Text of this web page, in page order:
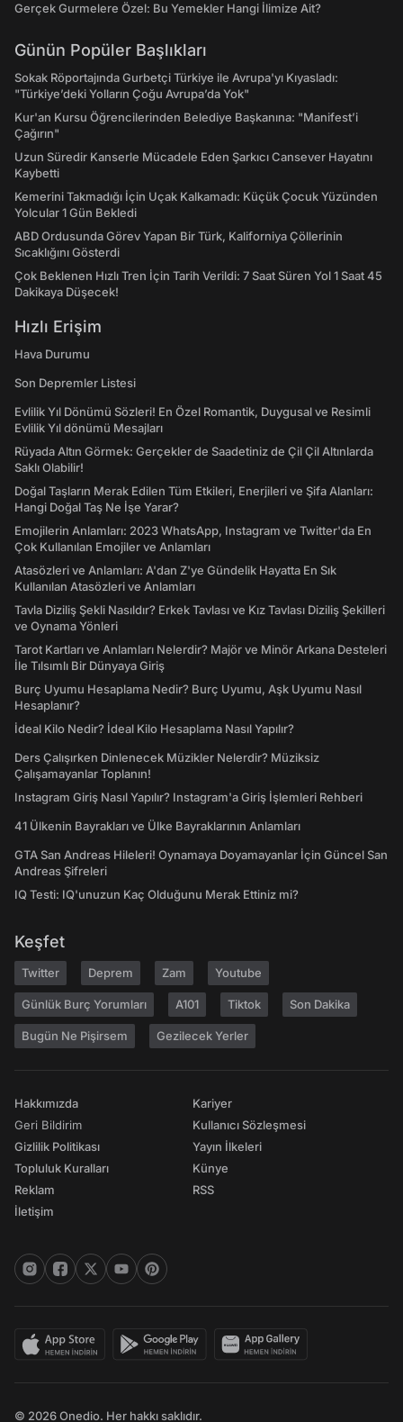
Gerçek Gurmelere Özel: Bu Yemekler Hangi İlimize Ait?
Günün Popüler Başlıkları
Sokak Röportajında Gurbetçi Türkiye ile Avrupa'yı Kıyasladı:
"Türkiye’deki Yolların Çoğu Avrupa’da Yok"
Kur'an Kursu Öğrencilerinden Belediye Başkanına: "Manifest’i
Çağırın"
Uzun Süredir Kanserle Mücadele Eden Şarkıcı Cansever Hayatını
Kaybetti
Kemerini Takmadığı İçin Uçak Kalkamadı: Küçük Çocuk Yüzünden
Yolcular 1 Gün Bekledi
ABD Ordusunda Görev Yapan Bir Türk, Kaliforniya Çöllerinin
Sıcaklığını Gösterdi
Çok Beklenen Hızlı Tren İçin Tarih Verildi: 7 Saat Süren Yol 1 Saat 45
Dakikaya Düşecek!
Hızlı Erişim
Hava Durumu
Son Depremler Listesi
Evlilik Yıl Dönümü Sözleri! En Özel Romantik, Duygusal ve Resimli
Evlilik Yıl dönümü Mesajları
Rüyada Altın Görmek: Gerçekler de Saadetiniz de Çil Çil Altınlarda
Saklı Olabilir!
Doğal Taşların Merak Edilen Tüm Etkileri, Enerjileri ve Şifa Alanları:
Hangi Doğal Taş Ne İşe Yarar?
Emojilerin Anlamları: 2023 WhatsApp, Instagram ve Twitter'da En
Çok Kullanılan Emojiler ve Anlamları
Atasözleri ve Anlamları: A'dan Z'ye Gündelik Hayatta En Sık
Kullanılan Atasözleri ve Anlamları
Tavla Diziliş Şekli Nasıldır? Erkek Tavlası ve Kız Tavlası Diziliş Şekilleri
ve Oynama Yönleri
Tarot Kartları ve Anlamları Nelerdir? Majör ve Minör Arkana Desteleri
İle Tılsımlı Bir Dünyaya Giriş
Burç Uyumu Hesaplama Nedir? Burç Uyumu, Aşk Uyumu Nasıl
Hesaplanır?
İdeal Kilo Nedir? İdeal Kilo Hesaplama Nasıl Yapılır?
Ders Çalışırken Dinlenecek Müzikler Nelerdir? Müziksiz
Çalışamayanlar Toplanın!
Instagram Giriş Nasıl Yapılır? Instagram'a Giriş İşlemleri Rehberi
41 Ülkenin Bayrakları ve Ülke Bayraklarının Anlamları
GTA San Andreas Hileleri! Oynamaya Doyamayanlar İçin Güncel San
Andreas Şifreleri
IQ Testi: IQ'unuzun Kaç Olduğunu Merak Ettiniz mi?
Keşfet
Twitter Deprem Zam Youtube
Günlük Burç Yorumları A101 Tiktok Son Dakika
Bugün Ne Pişirsem Gezilecek Yerler
Hakkımızda
Geri Bildirim
Gizlilik Politikası
Topluluk Kuralları
Reklam
İletişim
Kariyer
Kullanıcı Sözleşmesi
Yayın İlkeleri
Künye
RSS
© 2026 Onedio. Her hakkı saklıdır.